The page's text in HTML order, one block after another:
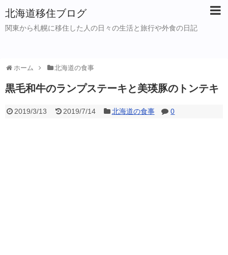
北海道移住ブログ
関東から札幌に移住した人の日々の生活と旅行や外食の日記
ホーム 北海道の食事
黒毛和牛のランプステーキと美瑛豚のトンテキ
2019/3/13 2019/7/14 北海道の食事 0